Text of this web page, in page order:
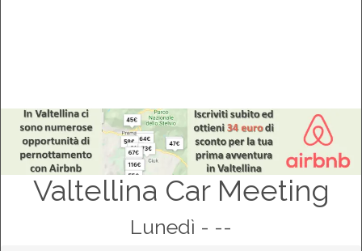
Valtellina Car Meeting
Lunedì - --